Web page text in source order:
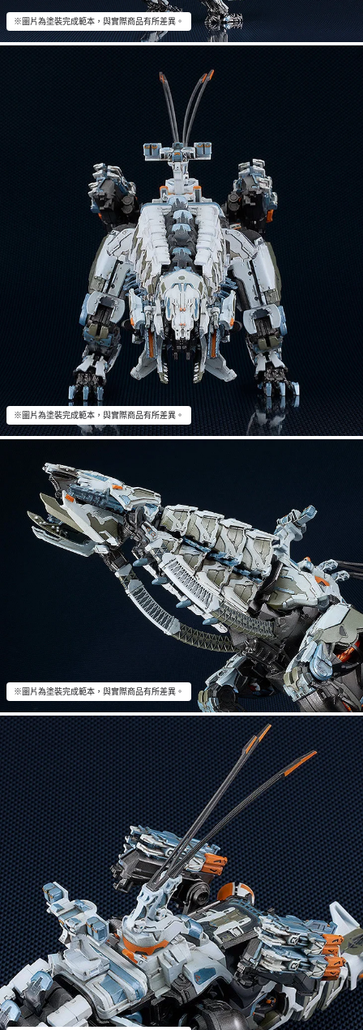
※圖片為塗裝完成範本，與實際商品有所差異。
※圖片為塗裝完成範本，與實際商品有所差異。
※圖片為塗裝完成範本，與實際商品有所差異。